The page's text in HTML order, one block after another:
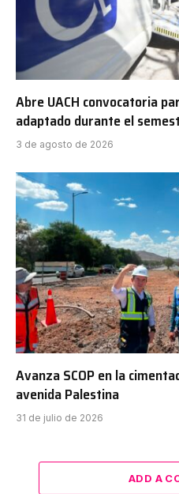
Abre UACH convocatoria
adaptado durante el
3 de agosto de 2026
Avanza SCOP en la
avenida Palestina
31 de julio de 2026
ADD A